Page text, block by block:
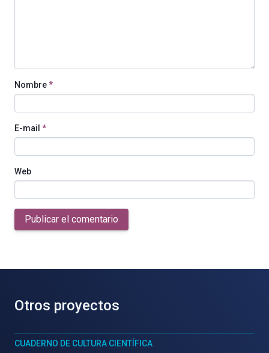
Nombre*
E-mail *
Web
Publicar el comentario
Otros proyectos
CUADERNO DE CULTURA CIENTÍFICA